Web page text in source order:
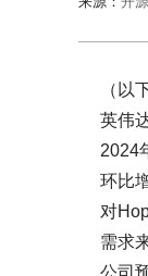
（以
英伟
2024
环比
对
需求
公司